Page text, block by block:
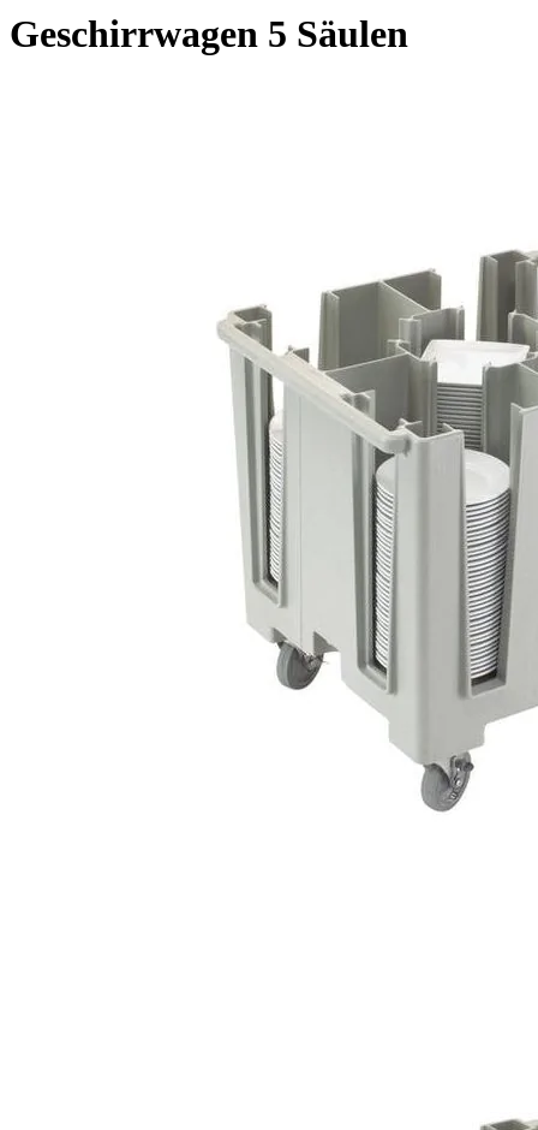
Geschirrwagen 5 Säulen